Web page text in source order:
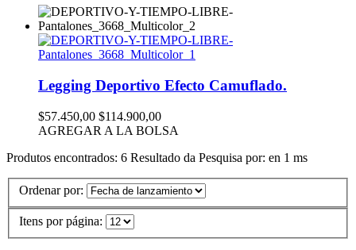
Legging Deportivo Efecto Camuflado.
$57.450,00 $114.900,00
AGREGAR A LA BOLSA
Produtos encontrados: 6 Resultado da Pesquisa por: en 1 ms
Ordenar por:
Itens por página: